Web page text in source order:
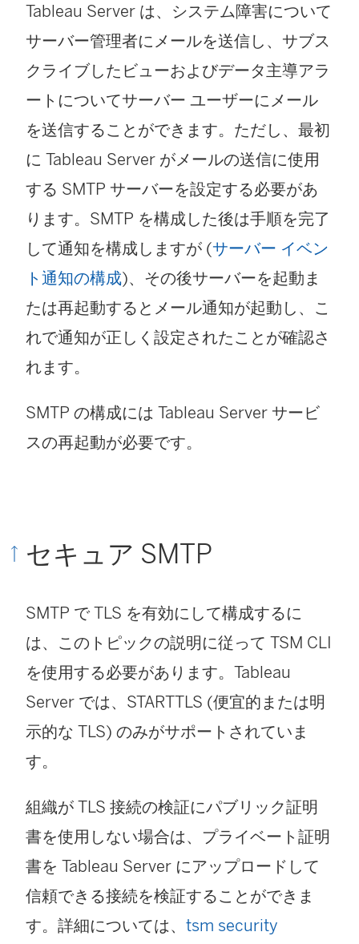
Tableau Server は、システム障害について
サーバー管理者にメールを送信し、サブス
クライブしたビューおよびデータ主導アラ
ートについてサーバー ユーザーにメール
を送信することができます。ただし、最初
に Tableau Server がメールの送信に使用
する SMTP サーバーを設定する必要があ
ります。SMTP を構成した後は手順を完了
して通知を構成しますが (サーバー イベン
ト通知の構成)、その後サーバーを起動ま
たは再起動するとメール通知が起動し、こ
れで通知が正しく設定されたことが確認さ
れます。
SMTP の構成には Tableau Server サービ
スの再起動が必要です。
セキュア SMTP
SMTP で TLS を有効にして構成するに
は、このトピックの説明に従って TSM CLI
を使用する必要があります。Tableau
Server では、STARTTLS (便宜的または明
示的な TLS) のみがサポートされていま
す。
組織が TLS 接続の検証にパブリック証明
書を使用しない場合は、プライベート証明
書を Tableau Server にアップロードして
信頼できる接続を検証することができま
す。詳細については、 tsm security